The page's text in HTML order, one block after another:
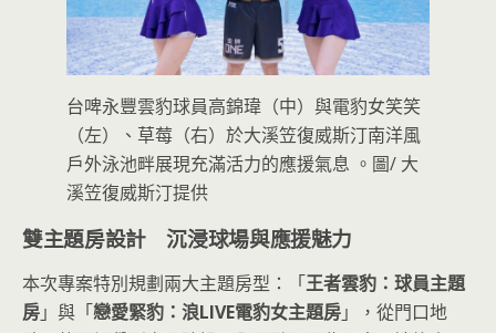
台啤永豐雲豹球員高錦瑋（中）與電豹女笑笑
（左）、草莓（右）於大溪笠復威斯汀南洋風
戶外泳池畔展現充滿活力的應援氣息 。圖/ 大
溪笠復威斯汀提供
雙主題房設計 沉浸球場與應援魅力
本次專案特別規劃兩大主題房型：「王者雲豹：球員主題
房」與「戀愛緊豹：浪LIVE電豹女主題房」，從門口地